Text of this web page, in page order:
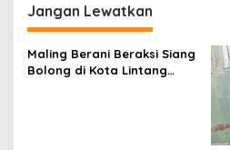
a
s
i
Jangan Lewatkan
Maling Berani Beraksi Siang
Bolong di Kota Lintang